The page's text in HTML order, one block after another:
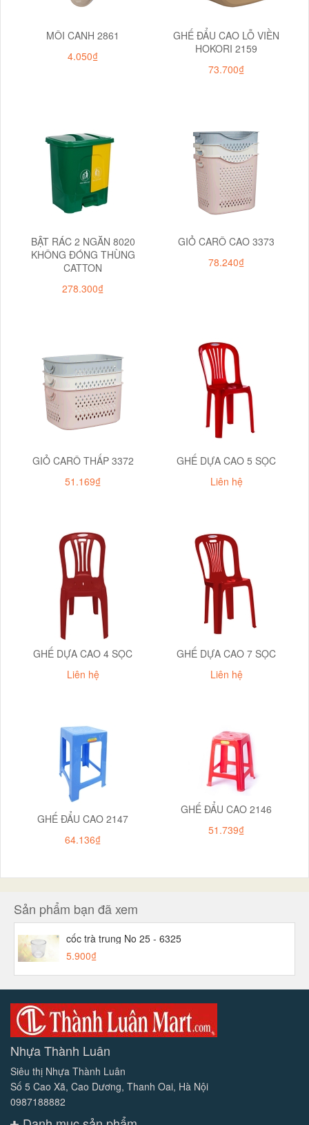
MÔI CANH 2861
4.050₫
GHẾ ĐẨU CAO LỖ VIỀN
HOKORI 2159
73.700₫
BẬT RÁC 2 NGĂN 8020
KHÔNG ĐÓNG THÙNG
CATTON
278.300₫
GIỎ CARÔ CAO 3373
78.240₫
GIỎ CARÔ THẤP 3372
51.169₫
GHẾ DỰA CAO 5 SỌC
Liên hệ
GHẾ DỰA CAO 4 SỌC
Liên hệ
GHẾ DỰA CAO 7 SỌC
Liên hệ
GHẾ ĐẨU CAO 2147
64.136₫
GHẾ ĐẨU CAO 2146
51.739₫
Sản phẩm bạn đã xem
cốc trà trung No 25 - 6325
5.900₫
Nhựa Thành Luân
Siêu thị Nhựa Thành Luân
Số 5 Cao Xã, Cao Dương, Thanh Oai, Hà Nội
0987188882